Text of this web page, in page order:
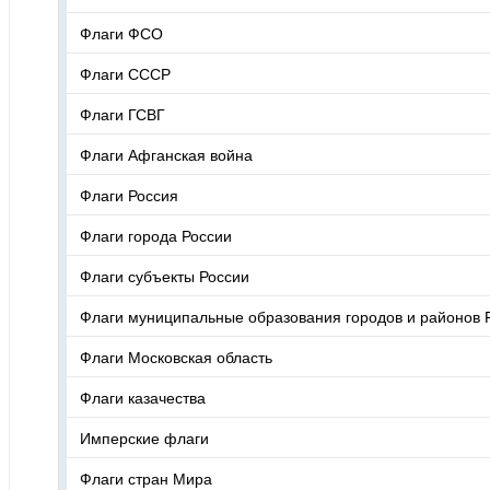
Флаги ФСО
Флаги СССР
Флаги ГСВГ
Флаги Афганская война
Флаги Россия
Флаги города России
Флаги субъекты России
Флаги муниципальные образования городов и районов
Флаги Московская область
Флаги казачества
Имперские флаги
Флаги стран Мира